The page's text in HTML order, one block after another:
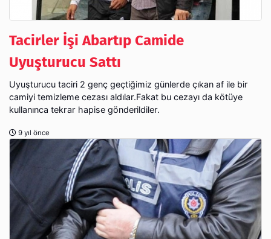
Tacirler İşi Abartıp Camide
Uyuşturucu Sattı
Uyuşturucu taciri 2 genç geçtiğimiz günlerde çıkan af ile bir
camiyi temizleme cezası aldılar.Fakat bu cezayı da kötüye
kullanınca tekrar hapise gönderildiler.
9 yıl önce